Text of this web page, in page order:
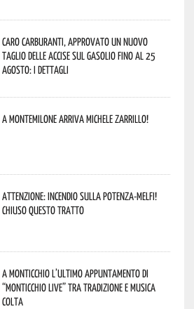
Caro carburanti, approvato un nuovo
taglio delle accise sul gasolio fino al 25
agosto: i dettagli
A Montemilone arriva Michele Zarrillo!
Attenzione: incendio sulla Potenza-Melfi!
Chiuso questo tratto
A Monticchio l’ultimo appuntamento di
“Monticchio Live” tra tradizione e musica
colta